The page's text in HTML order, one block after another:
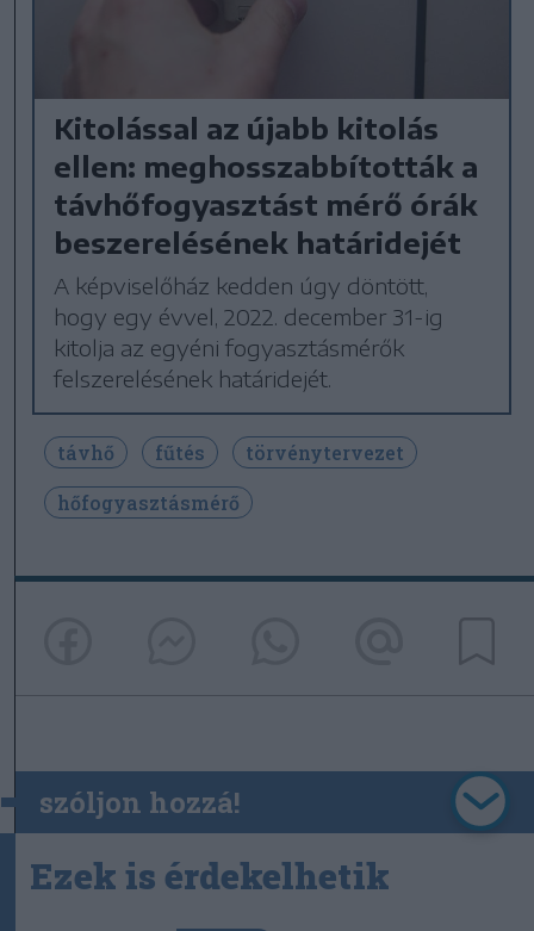
Kitolással az újabb kitolás
ellen: meghosszabbították a
távhőfogyasztást mérő órák
beszerelésének határidejét
A képviselőház kedden úgy döntött,
hogy egy évvel, 2022. december 31-ig
kitolja az egyéni fogyasztásmérők
felszerelésének határidejét.
távhő fűtés
törvénytervezet
hőfogyasztásmérő
szóljon hozzá!
Ezek is érdekelhetik